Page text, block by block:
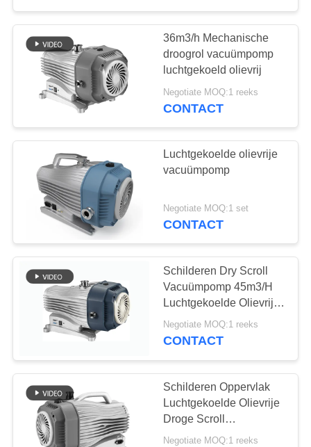
EEN
OFFERTE
BAOSI
COMPRESSOR
SITEMAP
PRIVACYBELEID
wortelsvacuümpomp
Hulpvacuümpomp
vacuümpompsysteem
4
36m3/h Mechanische
droogrol vacuümpomp
luchtgekoeld olievrij
Negotiate MOQ:1 reeks
CONTACT
Luchtgekoelde olievrije
vacuümpomp
Negotiate MOQ:1 set
CONTACT
Schilderen Dry Scroll
Vacuümpomp 45m3/H
Luchtgekoelde Olievrije
Vacuümpomp
Negotiate MOQ:1 reeks
CONTACT
Schilderen Oppervlak
Luchtgekoelde Olievrije
Droge Scroll
Vacuümpomp 16m3/h
Negotiate MOQ:1 reeks